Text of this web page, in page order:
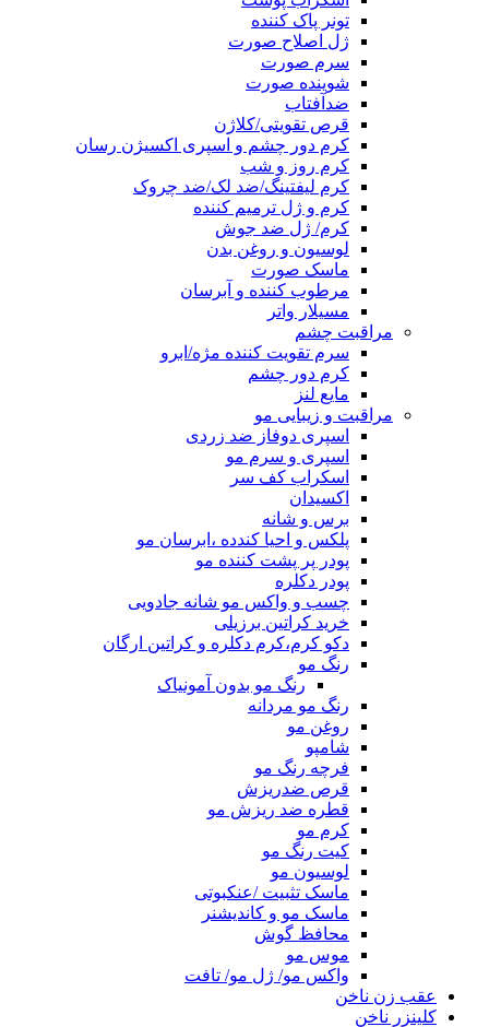
تونر پاک کننده
ژل اصلاح صورت
سرم صورت
شوینده صورت
ضدآفتاب
قرص تقویتی/کلاژن
کرم دور چشم و اسپری اکسیژن رسان
کرم روز و شب
کرم لیفتینگ/ضد لک/ضد چروک
کرم و ژل ترمیم کننده
کرم/ ژل ضد جوش
لوسیون و روغن بدن
ماسک صورت
مرطوب کننده و آبرسان
مسیلار واتر
مراقبت چشم
سرم تقویت کننده مژه/ابرو
کرم دور چشم
مایع لنز
مراقبت و زیبایی مو
اسپری دوفاز ضد زردی
اسپری و سرم مو
اسکراب کف سر
اکسیدان
برس و شانه
پلکس و احیا کندده ،ابرسان مو
پودر پر پشت کننده مو
پودر دکلره
چسب و واکس مو شانه جادویی
خرید کراتین برزیلی
دکو کرم،کرم دکلره و کراتین ارگان
رنگ مو
رنگ مو بدون آمونیاک
رنگ مو مردانه
روغن مو
شامپو
فرچه رنگ مو
قرص ضدریزش
قطره ضد ریزش مو
کرم مو
کیت رنگ مو
لوسیون مو
ماسک تثبیت /عنکبوتی
ماسک مو و کاندیشنر
محافظ گوش
موس مو
واکس مو/ ژل مو/ تافت
عقب زن ناخن
کلینزر ناخن